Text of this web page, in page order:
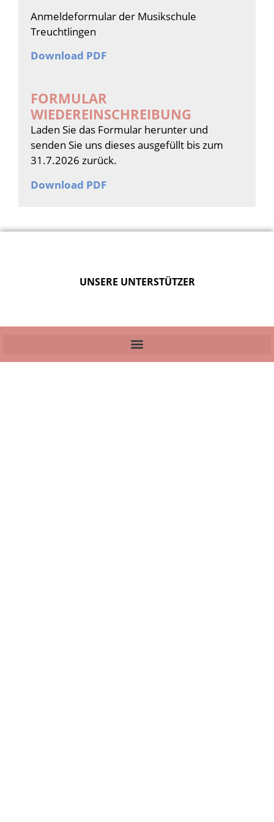
Anmeldeformular der Musikschule
Treuchtlingen
Download PDF
FORMULAR
WIEDEREINSCHREIBUNG
Laden Sie das Formular herunter und
senden Sie uns dieses ausgefüllt bis zum
31.7.2026 zurück.
Download PDF
UNSERE UNTERSTÜTZER